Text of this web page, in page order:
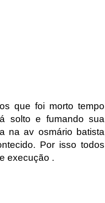
que foi morto tempo
solto e fumando sua
na av osmário batista
Por isso todos
execução .